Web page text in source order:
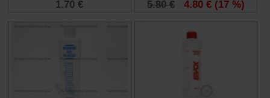
1.70 € 5.80 € 4.80 € (17 %)